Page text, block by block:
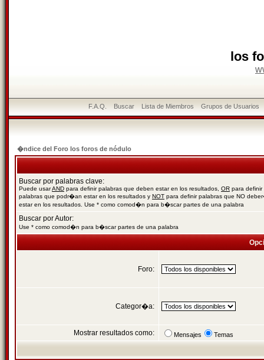
los
F.A.Q. Buscar Lista de Miembros Grupos de Usuarios
�ndice del Foro los foros de nódulo
Buscar por palabras clave:
Puede usarAND para definir palabras que deben estar en los resultados, OR para definir
palabras que podr�an estar en los resultados y NOT para definir palabras que NO
estar en los resultados. Use * como comod�n para b�scar partes de una palabra
Buscar por Autor:
Use * como comod�n para b�scar partes de una palabra
Foro:
Categor�a:
Mostrar resultados como: Mensajes Temas